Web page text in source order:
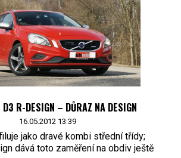
D3 R-DESIGN – DŮRAZ NA DESIGN
16.05.2012 13:39
jako dravé kombi střední třídy;
dává toto zaměření na obdiv ještě